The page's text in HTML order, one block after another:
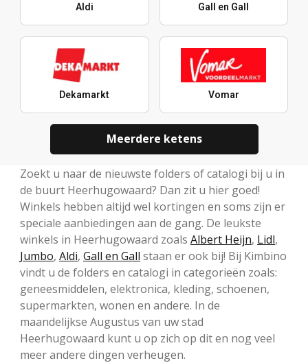
Aldi Gall en Gall
Dekamarkt Vomar
Meerdere ketens
Zoekt u naar de nieuwste folders of catalogi bij u in
de buurt Heerhugowaard? Dan zit u hier goed!
Winkels hebben altijd wel kortingen en soms zijn er
speciale aanbiedingen aan de gang. De leukste
winkels in Heerhugowaard zoals Albert Heijn, Lidl,
Jumbo, Aldi, Gall en Gall staan er ook bij! Bij Kimbino
vindt u de folders en catalogi in categorieën zoals:
geneesmiddelen, elektronica, kleding, schoenen,
supermarkten, wonen en andere. In de
maandelijkse Augustus van uw stad
Heerhugowaard kunt u op zich op dit en nog veel
meer andere dingen verheugen.